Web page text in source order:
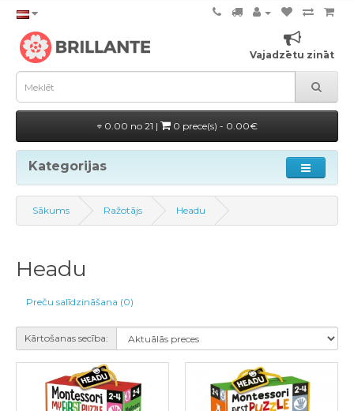
Vajadzētu zināt
0.00 no 21 | 0 prece(s) - 0.00€
Kategorijas
Sākums Ražotājs Headu
Headu
Preču salīdzināšana (0)
Kārtošanas secība: